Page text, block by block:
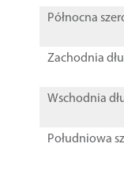
Północna
Zachodnia
Wschodnia
Południowa